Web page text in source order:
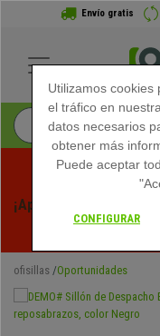
Envío gratis
¡Aprovecha las
Exclusivos
ofisillas Oportunidades
Utilizamos
el tráfico en
datos necesarios
obtener más
Puede aceptar
CONFIGURAR